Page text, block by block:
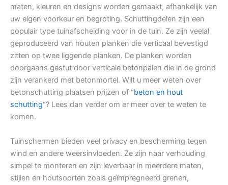
maten, kleuren en designs worden gemaakt, afhankelijk van
uw eigen voorkeur en begroting. Schuttingdelen zijn een
populair type tuinafscheiding voor in de tuin. Ze zijn veelal
geproduceerd van houten planken die verticaal bevestigd
zitten op twee liggende planken. De planken worden
doorgaans gestut door verticale betonpalen die in de grond
zijn verankerd met betonmortel. Wilt u meer weten over
betonschutting plaatsen prijzen of “beton en hout
schutting“? Lees dan verder om er meer over te weten te
komen.
Tuinschermen bieden veel privacy en bescherming tegen
wind en andere weersinvloeden. Ze zijn naar verhouding
simpel te monteren en zijn leverbaar in meerdere maten,
stijlen en houtsoorten zoals geïmpregneerd grenen,